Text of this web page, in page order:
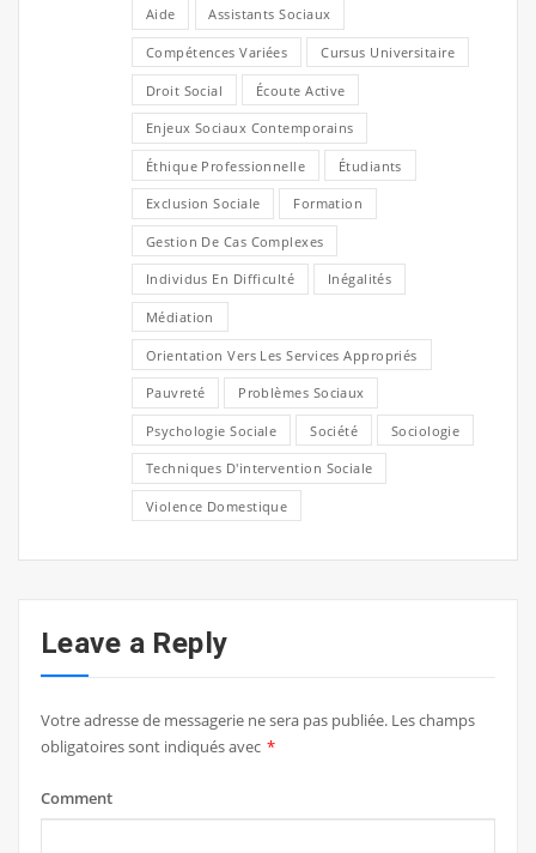
Aide Assistants Sociaux
Compétences Variées Cursus Universitaire
Droit Social Écoute Active
Enjeux Sociaux Contemporains
Éthique Professionnelle Étudiants
Exclusion Sociale Formation
Gestion De Cas Complexes
Individus En Difficulté Inégalités
Médiation
Orientation Vers Les Services Appropriés
Pauvreté Problèmes Sociaux
Psychologie Sociale Société Sociologie
Techniques D'intervention Sociale
Violence Domestique
Leave a Reply
Votre adresse de messagerie ne sera pas publiée. Les champs
obligatoires sont indiqués avec *
Comment